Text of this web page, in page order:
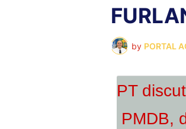
by PORTAL
PT
PMDB,